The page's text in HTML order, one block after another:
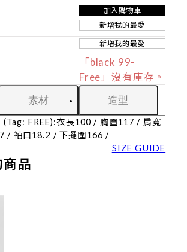
加入購物車
新增我的最愛
新增我的最愛
「black 99-
Free」沒有庫存。
素材 造型
(Tag: FREE):衣長100 / 胸圍117 / 肩寬
/ 袖口18.2 / 下擺圍166 /
SIZE GUIDE
品